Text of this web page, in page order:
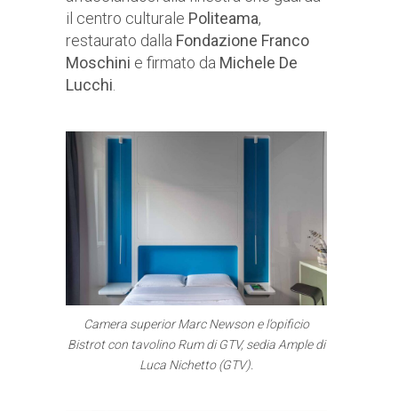
il centro culturale Politeama,
restaurato dalla Fondazione Franco
Moschini e firmato da Michele De
Lucchi.
Camera superior Marc Newson e l’opificio
Bistrot con tavolino Rum di GTV, sedia Ample di
Luca Nichetto (GTV).